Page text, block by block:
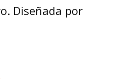
Diseñada por